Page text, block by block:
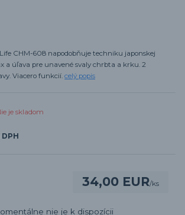
CHM-608 napodobňuje techniku japonskej
a úľava pre unavené svaly chrbta a krku. 2
Viacero funkcií. celý popis
je skladom
34,00 EUR/ks
nie je k dispozícii